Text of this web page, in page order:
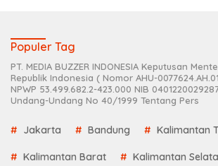
Populer Tag
PT. MEDIA BUZZER INDONESIA Keputusan
Republik Indonesia ( Nomor AHU-
NPWP 53.499.682.2-423.000 NIB
Undang-Undang No 40/1999 Tentang Pers
Jakarta Bandung Kalimantan
Kalimantan Barat Kalimantan